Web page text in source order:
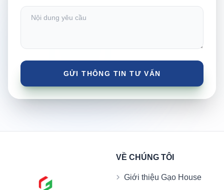
VỀ CHÚNG TÔI
Giới thiệu Gạo House